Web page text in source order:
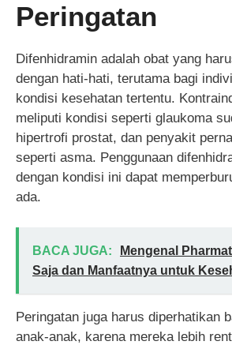
Peringatan
Difenhidramin adalah obat yang
dengan hati-hati, terutama bagi
kondisi kesehatan tertentu.
meliputi kondisi seperti glaukoma
hipertrofi prostat, dan penyakit
seperti asma. Penggunaan
dengan kondisi ini dapat
ada.
BACA JUGA:
Mengenal
Saja dan Manfaatnya untuk
Peringatan juga harus diperhatikan
anak-anak, karena mereka lebih